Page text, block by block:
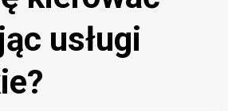
usługi